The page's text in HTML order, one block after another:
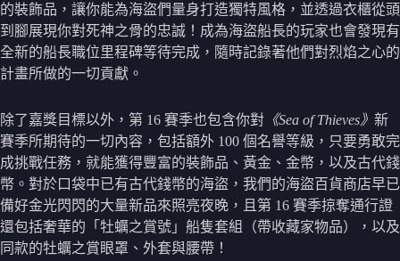
的裝飾品，讓你能為海盜們量身打造獨特風格，並透過衣櫃從頭
到腳展現你對死神之骨的忠誠！成為海盜船長的玩家也會發現有
全新的船長職位里程碑等待完成，隨時記錄著他們對烈焰之心的
計畫所做的一切貢獻。
除了嘉獎目標以外，第 16 賽季也包含你對 《Sea of Thieves》 新
賽季所期待的一切內容，包括額外 100 個名譽等級，只要勇敢完
成挑戰任務，就能獲得豐富的裝飾品、黃金、金幣，以及古代錢
幣。對於口袋中已有古代錢幣的海盜，我們的海盜百貨商店早已
備好金光閃閃的大量新品來照亮夜晚，且第 16 賽季掠奪通行證
還包括奢華的「牡蠣之賞號」船隻套組（帶收藏家物品），以及
同款的牡蠣之賞眼罩、外套與腰帶！